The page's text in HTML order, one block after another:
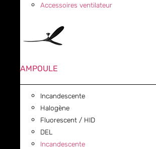
Accessoires ventilateur
AMPOULE
Incandescente
Halogène
Fluorescent / HID
DEL
Incandescente